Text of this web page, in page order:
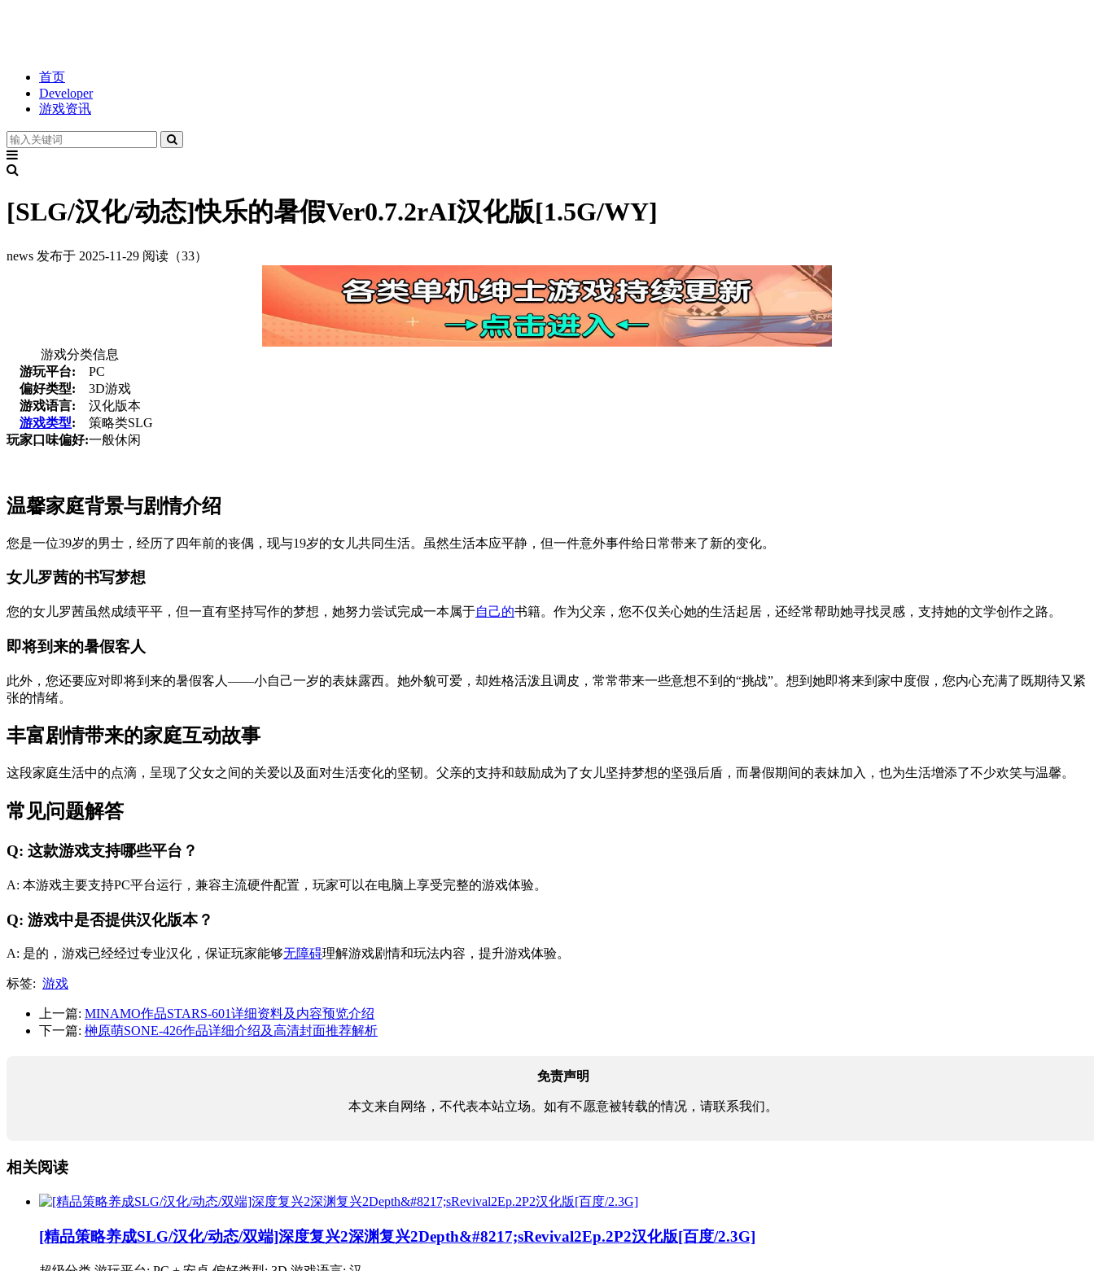
首页
Developer
游戏资讯
[SLG/汉化/动态]快乐的暑假Ver0.7.2rAI汉化版[1.5G/WY]
news 发布于 2025-11-29 阅读（33）
游戏分类信息
游玩平台:
PC
偏好类型:
3D游戏
游戏语言:
汉化版本
游戏类型:
策略类SLG
玩家口味偏好:一般休闲
温馨家庭背景与剧情介绍
您是一位39岁的男士，经历了四年前的丧偶，现与19岁的女儿共同生活。虽然生活本应平静，但一件意外事件给日常带来了新的变化。
女儿罗茜的书写梦想
您的女儿罗茜虽然成绩平平，但一直有坚持写作的梦想，她努力尝试完成一本属于自己的书籍。作为父亲，您不仅关心她的生活起居，还经常帮助她寻找灵感，支持她的文学创作之路。
即将到来的暑假客人
此外，您还要应对即将到来的暑假客人——小自己一岁的表妹露西。她外貌可爱，却姓格活泼且调皮，常常带来一些意想不到的“挑战”。想到她即将来到家中度假，您内心充满了既期待又紧
张的情绪。
丰富剧情带来的家庭互动故事
这段家庭生活中的点滴，呈现了父女之间的关爱以及面对生活变化的坚韧。父亲的支持和鼓励成为了女儿坚持梦想的坚强后盾，而暑假期间的表妹加入，也为生活增添了不少欢笑与温馨。
常见问题解答
Q: 这款游戏支持哪些平台？
A: 本游戏主要支持PC平台运行，兼容主流硬件配置，玩家可以在电脑上享受完整的游戏体验。
Q: 游戏中是否提供汉化版本？
A: 是的，游戏已经经过专业汉化，保证玩家能够无障碍理解游戏剧情和玩法内容，提升游戏体验。
标签: 游戏
上一篇: MINAMO作品STARS-601详细资料及内容预览介绍
下一篇: 榊原萌SONE-426作品详细介绍及高清封面推荐解析
免责声明
本文来自网络，不代表本站立场。如有不愿意被转载的情况，请联系我们。
相关阅读
[精品策略养成SLG/汉化/动态/双端]深度复兴2深渊复兴2Depth&#8217;sRevival2Ep.2P2汉化版[百度/2.3G]